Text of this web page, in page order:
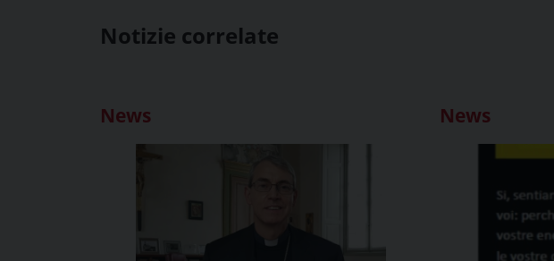
Notizie correlate
News News